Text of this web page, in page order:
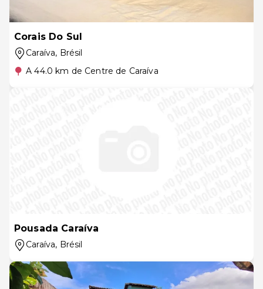
Corais Do Sul
Caraíva, Brésil
A 44.0 km de Centre de Caraíva
Pousada Caraíva
Caraíva, Brésil